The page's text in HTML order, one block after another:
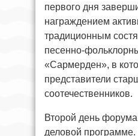
первого дня
награждением
традиционным
песенно-
«Сармерден», в
представители
соотечественников.
Второй день
деловой